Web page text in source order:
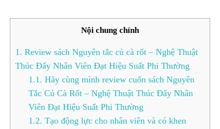
Nội chung chính
1. Review sách Nguyên tắc củ cà rốt – Nghệ Thuật
Thúc Đẩy Nhân Viên Đạt Hiệu Suất Phi Thường
1.1. Hãy cùng mình review cuốn sách Nguyên
Tắc Củ Cà Rốt – Nghệ Thuật Thúc Đẩy Nhân
Viên Đạt Hiệu Suất Phi Thường
1.2. Tạo động lực cho nhân viên và có khen